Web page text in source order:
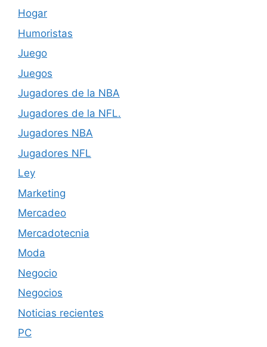
Hogar
Humoristas
Juego
Juegos
Jugadores de la NBA
Jugadores de la NFL.
Jugadores NBA
Jugadores NFL
Ley
Marketing
Mercadeo
Mercadotecnia
Moda
Negocio
Negocios
Noticias recientes
PC